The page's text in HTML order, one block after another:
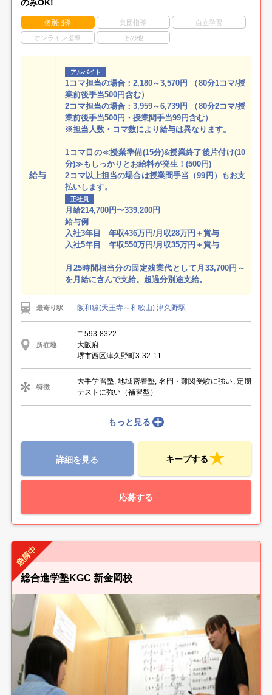
のみOK!
個別指導 集団指導 自立学習
オンライン指導 その他
給与
アルバイト
1コマ担当の場合：2,180～3,570円 （80分1コマ/授
業前後手当500円含む）
2コマ担当の場合：3,959～6,739円 （80分2コマ/授
業前後手当500円・授業間手当99円含む）
※担当人数・コマ数により給与は異なります。
1コマ目の≪授業準備(15分)&授業終了後片付け(10
分)≫もしっかりとお給料が発生！(500円)
2コマ以上担当の場合は授業間手当（99円）もお支
払いします。
正社員
月給214,700円〜339,200円
給与例
入社3年目 年収436万円/月収28万円＋賞与
入社5年目 年収550万円/月収35万円＋賞与
月25時間相当分の固定残業代として月33,700円～
を月給に含んで支給。超過分別途支給。
最寄り駅 阪和線(天王寺～和歌山) 津久野駅
所在地
〒593-8322
大阪府
堺市西区津久野町3-32-11
特徴
大手学習塾, 地域密着塾, 名門・難関受験に強い, 定期
テストに強い（補習型）
もっと見る
詳細を見る キープする
応募する
総合進学塾KGC 新金岡校